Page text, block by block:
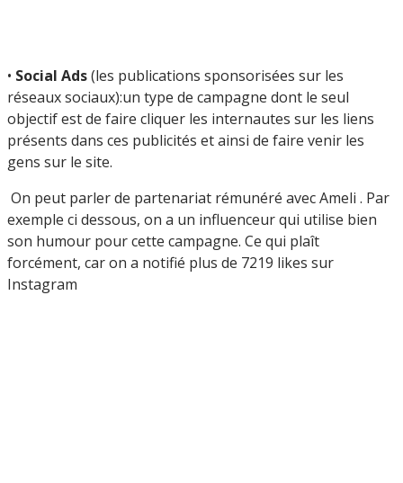
• Social Ads(les publications sponsorisées sur les
réseaux sociaux):un type de campagne dont le seul
objectif est de faire cliquer les internautes sur les liens
présents dans ces publicités et ainsi de faire venir les
gens sur le site.
On peut parler de partenariat rémunéré avec Ameli . Par
exemple ci dessous, on a un influenceur qui utilise bien
son humour pour cette campagne. Ce qui plaît
forcément, car on a notifié plus de 7219 likes sur
Instagram